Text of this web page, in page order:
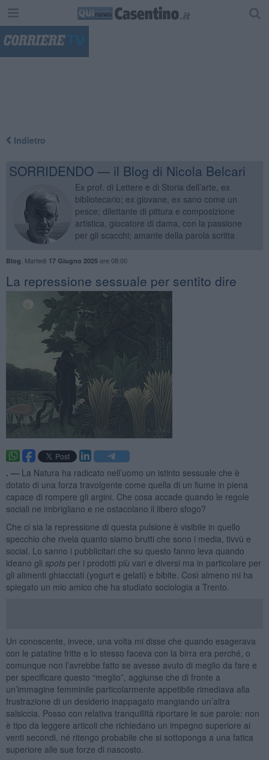
Indietro
SORRIDENDO — il Blog di Nicola Belcari
Ex prof. di Lettere e di Storia dell’arte, ex
bibliotecario; ex giovane, ex sano come un
pesce; dilettante di pittura e composizione
artistica, giocatore di dama, con la passione
per gli scacchi; amante della parola scritta
Blog Martedì 17 Giugno 2025ore 08:00
La repressione sessuale per sentito dire
. — La Natura ha radicato nell’uomo un istinto sessuale che è
dotato di una forza travolgente come quella di un fiume in piena
capace di rompere gli argini. Che cosa accade quando le regole
sociali ne imbrigliano e ne ostacolano il libero sfogo?
Che ci sia la repressione di questa pulsione è visibile in quello
specchio che rivela quanto siamo brutti che sono i media, tivvù e
social. Lo sanno i pubblicitari che su questo fanno leva quando
ideano gli spotsper i prodotti più vari e diversi ma in particolare per
gli alimenti ghiacciati (yogurt e gelati) e bibite. Così almeno mi ha
spiegato un mio amico che ha studiato sociologia a Trento.
Un conoscente, invece, una volta mi disse che quando esagerava
con le patatine fritte e lo stesso faceva con la birra era perché, o
comunque non l’avrebbe fatto se avesse avuto di meglio da fare e
per specificare questo “meglio”, aggiunse che di fronte a
un’immagine femminile particolarmente appetibile rimediava alla
frustrazione di un desiderio inappagato mangiando un’altra
salsiccia. Posso con relativa tranquillità riportare le sue parole: non
è tipo da leggere articoli che richiedano un impegno superiore ai
venti secondi, né ritengo probabile che si sottoponga a una fatica
superiore alle sue forze di nascosto.